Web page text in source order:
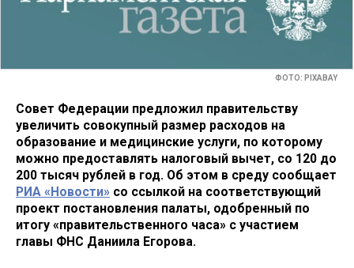
ФОТО: PIXABAY
Совет Федерации предложил правительству
увеличить совокупный размер расходов на
образование и медицинские услуги, по которому
можно предоставлять налоговый вычет, со 120 до
200 тысяч рублей в год. Об этом в среду сообщает
РИА «Новости» со ссылкой на соответствующий
проект постановления палаты, одобренный по
итогу «правительственного часа» с участием
главы ФНС Даниила Егорова.